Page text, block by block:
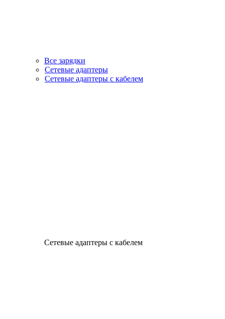
Все зарядки
Сетевые адаптеры
Сетевые адаптеры с кабелем
Сетевые адаптеры с кабелем